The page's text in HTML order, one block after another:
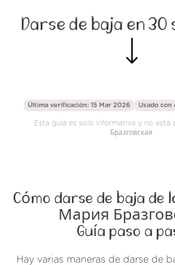
Darse de baja en 30
Última verificación: 15 Mar 2026 Usado con
Esta guía es solo informativa y no está
Бразговская.
Cómo darse de baja de
Мария
Guía paso a
Hay varias maneras de darse de